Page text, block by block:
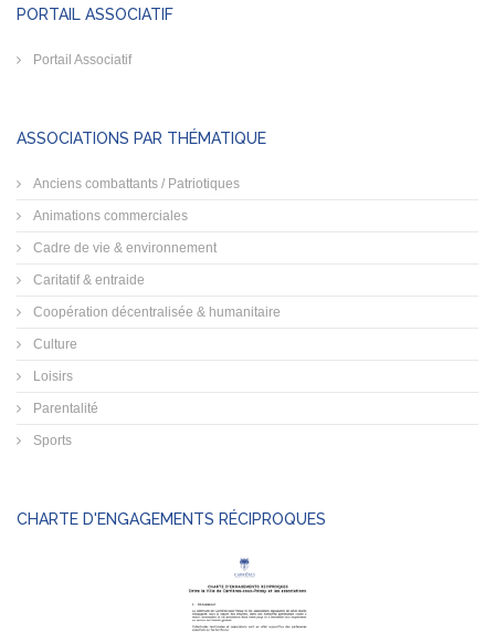
PORTAIL ASSOCIATIF
Portail Associatif
ASSOCIATIONS PAR THÉMATIQUE
Anciens combattants / Patriotiques
Animations commerciales
Cadre de vie & environnement
Caritatif & entraide
Coopération décentralisée & humanitaire
Culture
Loisirs
Parentalité
Sports
CHARTE D'ENGAGEMENTS RÉCIPROQUES